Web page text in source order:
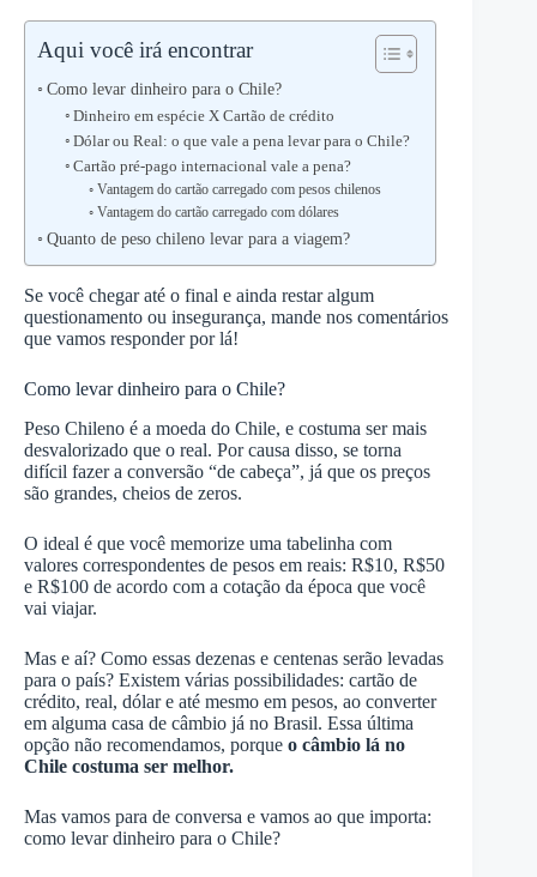
Aqui você irá encontrar
Como levar dinheiro para o Chile?
Dinheiro em espécie X Cartão de crédito
Dólar ou Real: o que vale a pena levar para o Chile?
Cartão pré-pago internacional vale a pena?
Vantagem do cartão carregado com pesos chilenos
Vantagem do cartão carregado com dólares
Quanto de peso chileno levar para a viagem?
Se você chegar até o final e ainda restar algum
questionamento ou insegurança, mande nos comentários
que vamos responder por lá!
Como levar dinheiro para o Chile?
Peso Chileno é a moeda do Chile, e costuma ser mais
desvalorizado que o real. Por causa disso, se torna
difícil fazer a conversão “de cabeça”, já que os preços
são grandes, cheios de zeros.
O ideal é que você memorize uma tabelinha com
valores correspondentes de pesos em reais: R$10, R$50
e R$100 de acordo com a cotação da época que você
vai viajar.
Mas e aí? Como essas dezenas e centenas serão levadas
para o país? Existem várias possibilidades: cartão de
crédito, real, dólar e até mesmo em pesos, ao converter
em alguma casa de câmbio já no Brasil. Essa última
opção não recomendamos, porque o câmbio lá no
Chile costuma ser melhor.
Mas vamos para de conversa e vamos ao que importa:
como levar dinheiro para o Chile?